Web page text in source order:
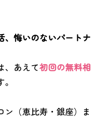
、悔いのないパートナ
、あえて初回の無料相
（恵比寿・銀座）ま